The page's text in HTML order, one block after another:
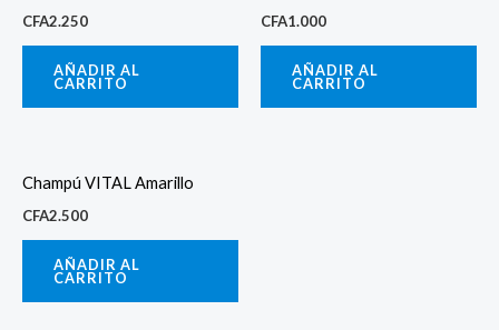
CFA2.250
AÑADIR AL
CARRITO
CFA1.000
AÑADIR AL
CARRITO
Champú VITAL Amarillo
CFA2.500
AÑADIR AL
CARRITO